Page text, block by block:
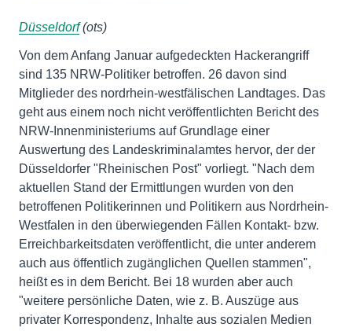
Düsseldorf(ots)
Von dem Anfang Januar aufgedeckten Hackerangriff
sind 135 NRW-Politiker betroffen. 26 davon sind
Mitglieder des nordrhein-westfälischen Landtages. Das
geht aus einem noch nicht veröffentlichten Bericht des
NRW-Innenministeriums auf Grundlage einer
Auswertung des Landeskriminalamtes hervor, der der
Düsseldorfer "Rheinischen Post" vorliegt. "Nach dem
aktuellen Stand der Ermittlungen wurden von den
betroffenen Politikerinnen und Politikern aus Nordrhein-
Westfalen in den überwiegenden Fällen Kontakt- bzw.
Erreichbarkeitsdaten veröffentlicht, die unter anderem
auch aus öffentlich zugänglichen Quellen stammen",
heißt es in dem Bericht. Bei 18 wurden aber auch
"weitere persönliche Daten, wie z. B. Auszüge aus
privater Korrespondenz, Inhalte aus sozialen Medien